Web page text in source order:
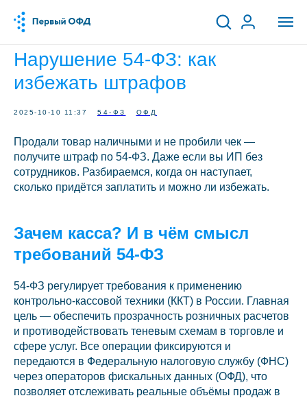
Нарушение 54-ФЗ: как
избежать штрафов
2025-10-10 11:37 54-ФЗ ОФД
Продали товар наличными и не пробили чек —
получите штраф по 54-ФЗ. Даже если вы ИП без
сотрудников. Разбираемся, когда он наступает,
сколько придётся заплатить и можно ли избежать.
Зачем касса? И в чём смысл
требований 54-ФЗ
54-ФЗ регулирует требования к применению
контрольно-кассовой техники (ККТ) в России. Главная
цель — обеспечить прозрачность розничных расчетов
и противодействовать теневым схемам в торговле и
сфере услуг. Все операции фиксируются и
передаются в Федеральную налоговую службу (ФНС)
через операторов фискальных данных (ОФД), что
позволяет отслеживать реальные объёмы продаж в